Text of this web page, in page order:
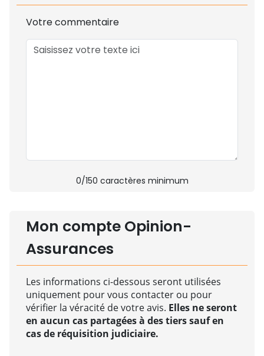
Votre commentaire
0/150 caractères minimum
Mon compte Opinion-
Assurances
Les informations ci-dessous seront utilisées
uniquement pour vous contacter ou pour
vérifier la véracité de votre avis. Elles ne seront
en aucun cas partagées à des tiers sauf en
cas de réquisition judiciaire.